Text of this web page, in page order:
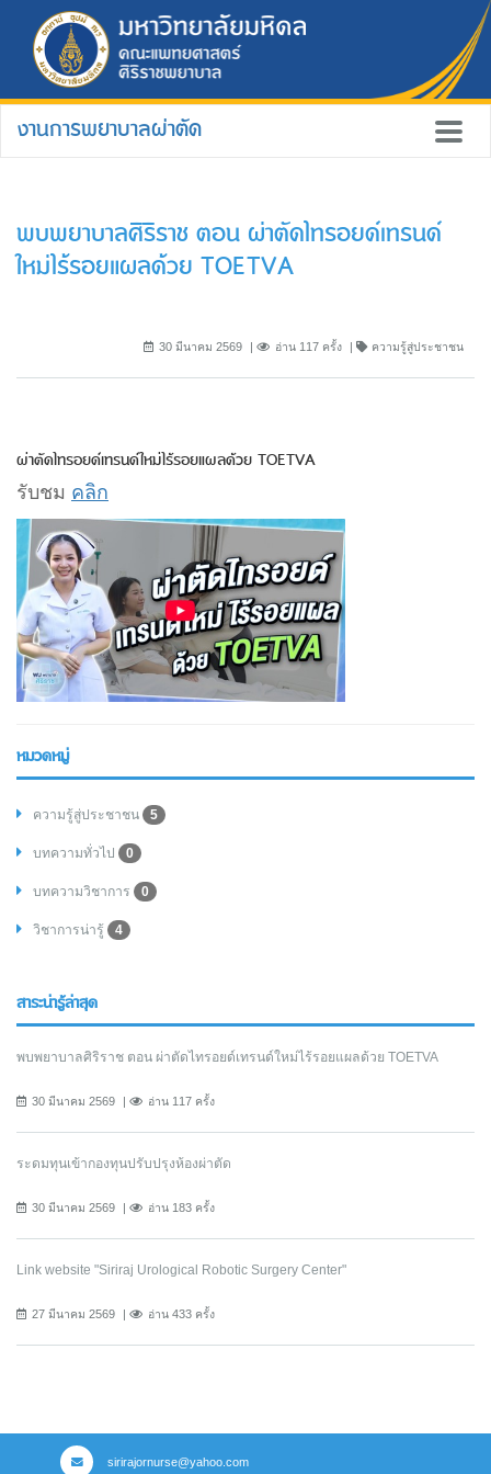
งานการพยาบาลผ่าตัด
พบพยาบาลศิริราช ตอน ผ่าตัดไทรอยด์เทรนด์
ใหม่ไร้รอยแผลด้วย TOETVA
30 มีนาคม 2569 อ่าน 117 ครั้ง ความรู้สู่ประชาชน
ผ่าตัดไทรอยด์เทรนด์ใหม่ไร้รอยแผลด้วย TOETVA
รับชม คลิก
หมวดหมู่
ความรู้สู่ประชาชน 5
บทความทั่วไป 0
บทความวิชาการ 0
วิชาการน่ารู้ 4
สาระน่ารู้ล่าสุด
พบพยาบาลศิริราช ตอน ผ่าตัดไทรอยด์เทรนด์ใหม่ไร้รอยแผลด้วย TOETVA
30 มีนาคม 2569 อ่าน 117 ครั้ง
ระดมทุนเข้ากองทุนปรับปรุงห้องผ่าตัด
30 มีนาคม 2569 อ่าน 183 ครั้ง
Link website "Siriraj Urological Robotic Surgery Center"
27 มีนาคม 2569 อ่าน 433 ครั้ง
sirirajornurse@yahoo.com